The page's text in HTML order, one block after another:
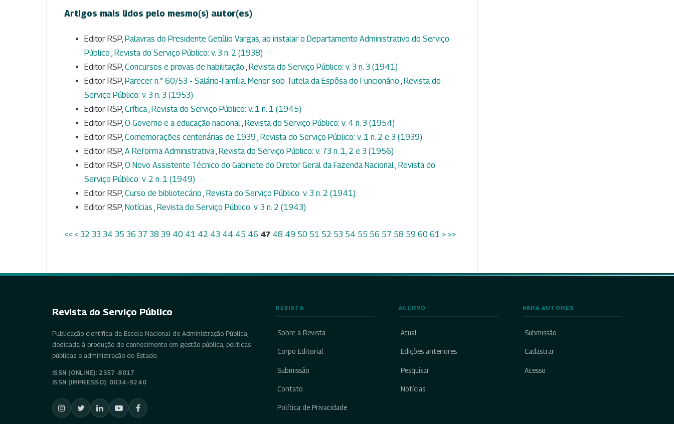
Artigos mais lidos pelo mesmo(s) autor(es)
Editor RSP, Palavras do Presidente Getúlio Vargas, ao instalar o Departamento Administrativo do Serviço
Público , Revista do Serviço Público: v. 3 n. 2 (1938)
Editor RSP, Concursos e provas de habilitação , Revista do Serviço Público: v. 3 n. 3 (1941)
Editor RSP, Parecer n.° 60/53 - Salário-Família. Menor sob Tutela da Espôsa do Funcionário , Revista do
Serviço Público: v. 3 n. 3 (1953)
Editor RSP, Crítica, Revista do Serviço Público: v. 1 n. 1 (1945)
Editor RSP, O Governo e a educação nacional, Revista do Serviço Público: v. 4 n. 3 (1954)
Editor RSP, Comemorações centenárias de 1939 , Revista do Serviço Público: v. 1 n. 2 e 3 (1939)
Editor RSP, A Reforma Administrativa, Revista do Serviço Público: v. 73 n. 1, 2 e 3 (1956)
Editor RSP, O Novo Assistente Técnico do Gabinete do Diretor Geral da Fazenda Nacional, Revista do
Serviço Público: v. 2 n. 1 (1949)
Editor RSP, Curso de bibliotecário , Revista do Serviço Público: v. 3 n. 2 (1941)
Editor RSP, Notícias , Revista do Serviço Público: v. 3 n. 2 (1943)
<< < 32 33 34 35 36 37 38 39 40 41 42 43 44 45 46 47 48 49 50 51 52 53 54 55 56 57 58 59 60 61 > >>
Revista do Serviço Público
Publicação científica da Escola Nacional de Administração Pública,
dedicada à produção de conhecimento em gestão pública, políticas
públicas e administração do Estado.
ISSN (ONLINE): 2357-8017
ISSN (IMPRESSO): 0034-9240
REVISTA
Sobre a Revista
Corpo Editorial
Submissão
Contato
Política de Privacidade
ACERVO
Atual
Edições anteriores
Pesquisar
Notícias
PARA AUTORES
Submissão
Cadastrar
Acesso